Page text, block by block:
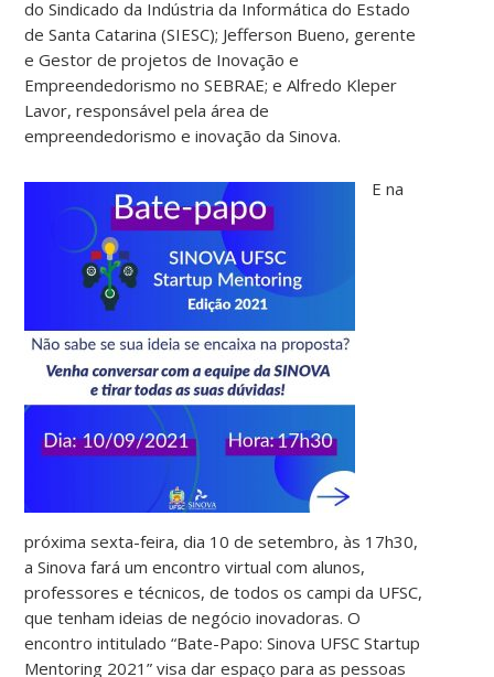
do Sindicado da Indústria da Informática do Estado
de Santa Catarina (SIESC); Jefferson Bueno, gerente
e Gestor de projetos de Inovação e
Empreendedorismo no SEBRAE; e Alfredo Kleper
Lavor, responsável pela área de
empreendedorismo e inovação da Sinova.
E na
próxima sexta-feira, dia 10 de setembro, às 17h30,
a Sinova fará um encontro virtual com alunos,
professores e técnicos, de todos os campi da UFSC,
que tenham ideias de negócio inovadoras. O
encontro intitulado “Bate-Papo: Sinova UFSC Startup
Mentoring 2021” visa dar espaço para as pessoas